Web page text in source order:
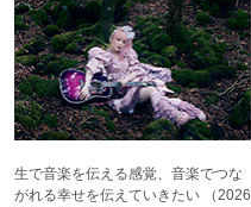
生で音楽を伝える感覚、音楽でつな
がれる幸せを伝えていきたい
（2026